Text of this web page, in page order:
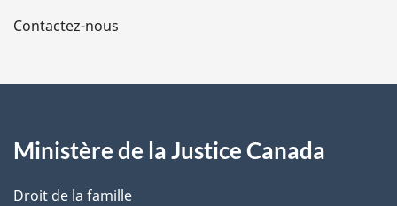
a
e
Contactez-nous
Ministère de la Justice Canada
Droit de la famille